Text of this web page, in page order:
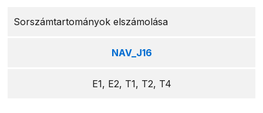
Sorszámtartományok elszámolása
NAV_J16
E1, E2, T1, T2, T4